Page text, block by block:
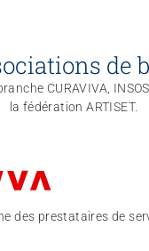
de
CURAVIVA,
la fédération ARTISET.
des prestataires de